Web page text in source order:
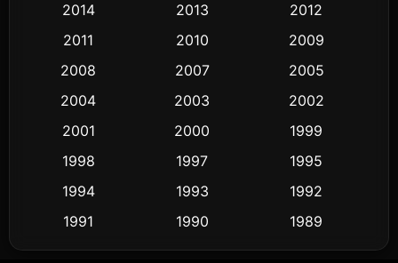
Crime อาชญากรรม 503
Cult Film
Dance เต้น
Detective สืบสวน
2014
2013
2012
2011
2010
2009
2008
2007
2005
2004
2003
2002
2001
2000
1999
1998
1997
1995
1994
1993
1992
1991
1990
1989
1988
1986
1985